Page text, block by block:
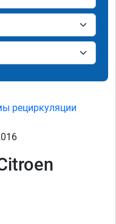
рециркуляции